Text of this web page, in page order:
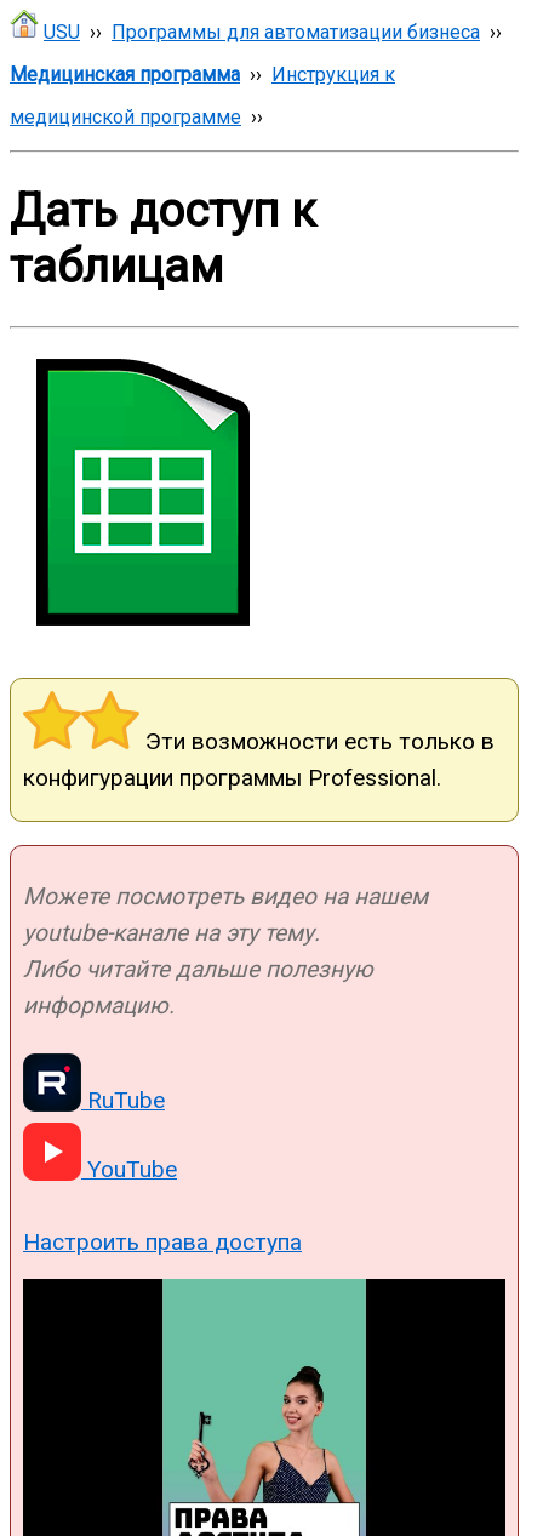
USU ›› Программы для автоматизации бизнеса ››
Медицинская программа ›› Инструкция к
медицинской программе ››
Дать доступ к
таблицам
Эти возможности есть только в
конфигурации программы Professional.
Можете посмотреть видео на нашем
youtube-канале на эту тему.
Либо читайте дальше полезную
информацию.
RuTube
YouTube
Настроить права доступа